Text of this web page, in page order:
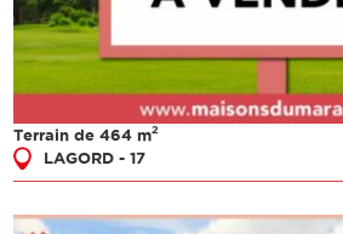
Terrain de 464 m2
LAGORD - 17